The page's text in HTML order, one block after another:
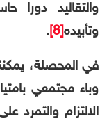
والتقاليد
وتأبيده[8]
.
في المحصلة،
وباء مجتمعي
الالتزام والتمرد